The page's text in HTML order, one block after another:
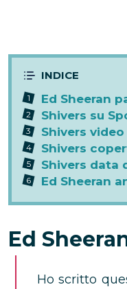
Ed Sheeran
Shivers su
Shivers
Shivers
Shivers data
Ed Sheeran
Ed
Ho scritto